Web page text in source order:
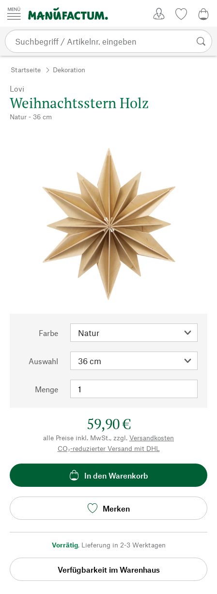
Zum Inhalt springen
Startseite Dekoration
Lovi
Weihnachtsstern Holz
Natur - 36 cm
Farbe
Auswahl
Menge
59,90 €
alle Preise inkl. MwSt., zzgl. Versandkosten
CO₂-reduzierter Versand mit DHL
In den Warenkorb
Merken
Vorrätig, Lieferung in 2-3 Werktagen
Verfügbarkeit im Warenhaus